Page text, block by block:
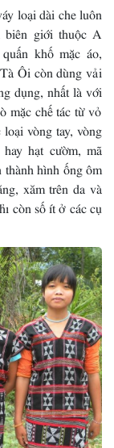
loại dài che luôn
giới thuộc A
khố mặc áo,
Ôi còn dùng vải
dụng, nhất là với
mặc chế tác từ vỏ
vòng tay, vòng
hạt cườm, mã
thành hình ống ôm
xăm trên da và
còn số ít ở các cụ